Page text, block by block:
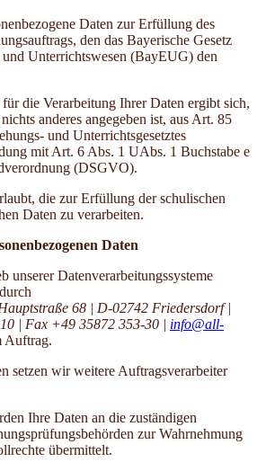
Daten zur Erfüllung des
den das Bayerische Gesetz
Unterrichtswesen (BayEUG) den
die Verarbeitung Ihrer Daten ergibt sich,
anderes angegeben ist, aus Art. 85
und Unterrichtsgesetztes
mit Art. 6 Abs. 1 UAbs. 1 Buchstabe e
(DSGVO).
die zur Erfüllung der schulischen
Daten zu verarbeiten.
Daten
unserer Datenverarbeitungssysteme
68 | D-02742 Friedersdorf |
| Fax +49 35872 353-30 | info@all-
Auftrag.
setzen wir weitere Auftragsverarbeiter
Ihre Daten an die zuständigen
zur Wahrnehmung
übermittelt.